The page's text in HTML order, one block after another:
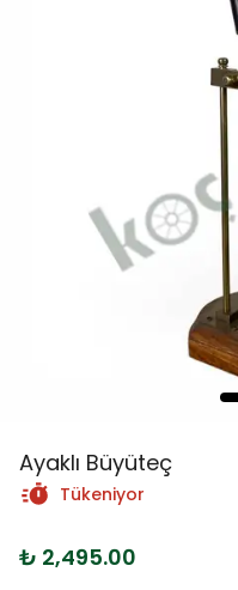
Ayaklı Büyüteç
Tükeniyor
₺ 2,495.00